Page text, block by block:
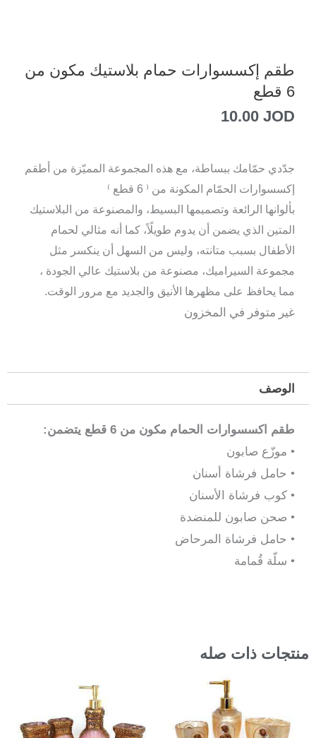
طقم إكسسوارات حمام بلاستيك مكون من
6 قطع
10.00 JOD
جدّدي حمّامك ببساطة، مع هذه المجموعة المميّزة من أطقم
إكسسوارات الحمّام المكونة من ⁽ 6 قطع ⁾
بألوانها الرائعة وتصميمها البسيط، والمصنوعة من البلاستيك
المتين الذي يضمن أن يدوم طويلًاً، كما أنه مثالي لحمام
الأطفال بسبب متانته، وليس من السهل أن ينكسر مثل
مجموعة السيراميك، مصنوعة من بلاستيك عالي الجودة ،
مما يحافظ على مظهرها الأنيق والجديد مع مرور الوقت.
غير متوفر في المخزون
الوصف
طقم اكسسوارات الحمام مكون من 6 قطع يتضمن:
• موزّع صابون
• حامل فرشاة أسنان
• كوب فرشاة الأسنان
• صحن صابون للمنضدة
• حامل فرشاة المرحاض
• سلّة قُمامة
منتجات ذات صله